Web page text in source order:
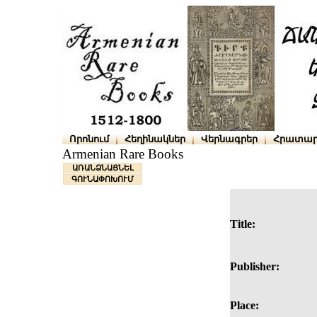
Որոնում Հեղինակներ Վերնագրեր
Armenian Rare Books
ԱՌԱՆՁՆԱՑՆԵԼ
ԳՈՒՆԱՓՈԽՈՒՄ
Title:
Publisher:
Place: